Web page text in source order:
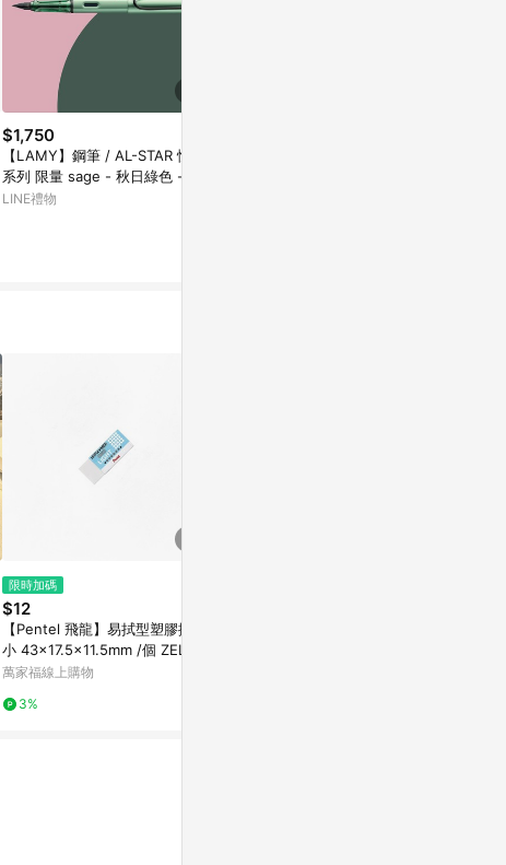
$1,750
【LAMY】鋼筆 / AL-STAR 恆星
系列 限量 sage - 秋日綠色 - 官
方直營旗艦館
LINE禮物
限時加碼
$12
【Pentel 飛龍】易拭型塑膠擦
小 43x17.5x11.5mm /個 ZEL-05
萬家福線上購物
3%